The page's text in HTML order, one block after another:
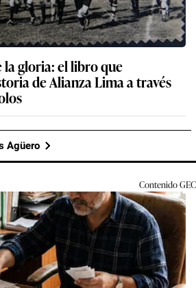
la gloria: el libro que
de Alianza Lima a través
Agüero
ContenidoGEC